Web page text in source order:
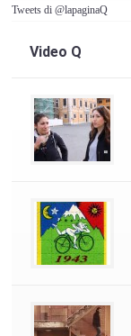
Tweets di @lapaginaQ
Video Q